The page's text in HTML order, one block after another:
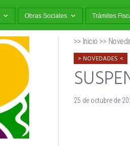
Obras Sociales Trámites
>> Inicio >>
NOVEDADES
25 de octubre de